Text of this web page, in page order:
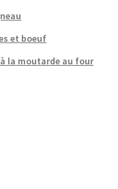
et boeuf
la moutarde au four